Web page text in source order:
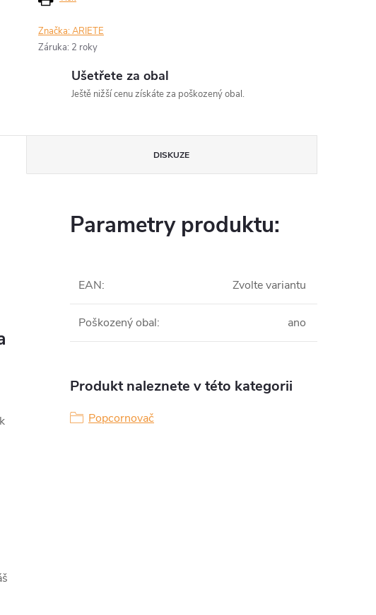
Značka:ARIETE
Záruka: 2 roky
Ušetřete za obal
Ještě nižší cenu získáte za poškozený obal.
DISKUZE
Parametry produktu:
EAN: Zvolte variantu
Poškozený obal: ano
Produkt naleznete v této kategorii
Popcornovač